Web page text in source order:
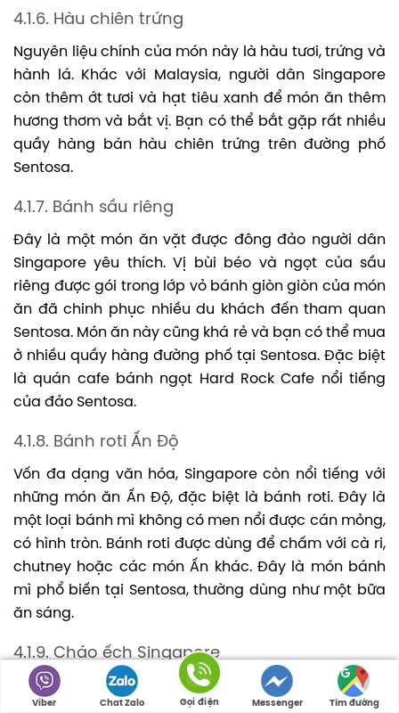
4.1.6. Hàu chiên trứng
Nguyên liệu chính của món này là hàu tươi, trứng và
hành lá. Khác với Malaysia, người dân Singapore
còn thêm ớt tươi và hạt tiêu xanh để món ăn thêm
hương thơm và bắt vị. Bạn có thể bắt gặp rất nhiều
quầy hàng bán hàu chiên trứng trên đường phố
Sentosa.
4.1.7. Bánh sầu riêng
Đây là một món ăn vặt được đông đảo người dân
Singapore yêu thích. Vị bùi béo và ngọt của sầu
riêng được gói trong lớp vỏ bánh giòn giòn của món
ăn đã chinh phục nhiều du khách đến tham quan
Sentosa. Món ăn này cũng khá rẻ và bạn có thể mua
ở nhiều quầy hàng đường phố tại Sentosa. Đặc biệt
là quán cafe bánh ngọt Hard Rock Cafe nổi tiếng
của đảo Sentosa.
4.1.8. Bánh roti Ấn Độ
Vốn đa dạng văn hóa, Singapore còn nổi tiếng với
những món ăn Ấn Độ, đặc biệt là bánh roti. Đây là
một loại bánh mì không có men nổi được cán mỏng,
có hình tròn. Bánh roti được dùng để chấm với cà ri,
chutney hoặc các món Ấn khác. Đây là món bánh
mì phổ biến tại Sentosa, thường dùng như một bữa
ăn sáng.
4.1.9. Cháo ếch Singapore
Nếu đã đến Singapore thì bạn không thể nào bỏ qua
món cháo ếch nổi tiếng này. Thịt ếch được nấu cùng
Viber Chat Zalo Gọi điện Messenger Tìm đường